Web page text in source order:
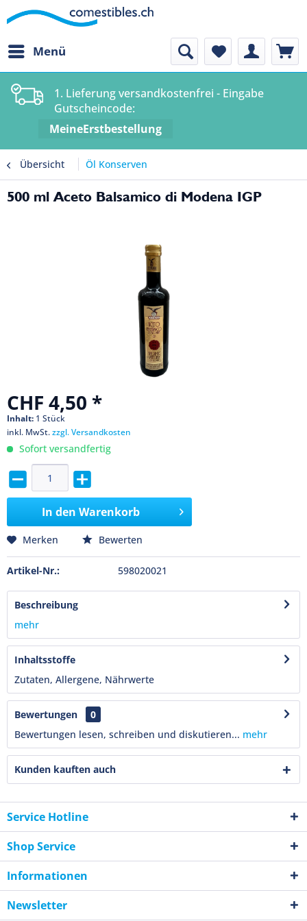
Menü
1. Lieferung versandkostenfrei - Eingabe
Gutscheincode:
MeineErstbestellung
Übersicht Öl Konserven
500 ml Aceto Balsamico di Modena IGP
CHF 4,50 *
Inhalt: 1 Stück
inkl. MwSt.zzgl. Versandkosten
Sofort versandfertig
In den Warenkorb
Merken Bewerten
Artikel-Nr.: 598020021
Beschreibung
mehr
Inhaltsstoffe
Zutaten, Allergene, Nährwerte
Bewertungen
0
Bewertungen lesen, schreiben und diskutieren... mehr
Kunden kauften auch
Service Hotline
Shop Service
Informationen
Newsletter